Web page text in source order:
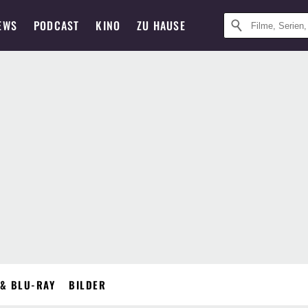
PODCAST KINO ZU HAUSE
BLU-RAY BILDER